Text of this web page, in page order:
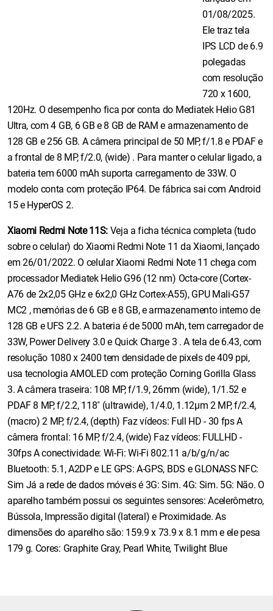
01/08/2025.
Ele traz tela
IPS LCD de 6.9
polegadas
com resolução
720 x 1600,
120Hz. O desempenho fica por conta do Mediatek Helio G81
Ultra, com 4 GB, 6 GB e 8 GB de RAM e armazenamento de
128 GB e 256 GB. A câmera principal de 50 MP, f/1.8 e PDAF e
a frontal de 8 MP, f/2.0, (wide) . Para manter o celular ligado, a
bateria tem 6000 mAh suporta carregamento de 33W. O
modelo conta com proteção IP64. De fábrica sai com Android
15 e HyperOS 2.
Xiaomi Redmi Note 11S:Veja a ficha técnica completa (tudo
sobre o celular) do Xiaomi Redmi Note 11 da Xiaomi, lançado
em 26/01/2022. O celular Xiaomi Redmi Note 11 chega com
processador Mediatek Helio G96 (12 nm) Octa-core (Cortex-
A76 de 2x2,05 GHz e 6x2,0 GHz Cortex-A55), GPU Mali-G57
MC2 , memórias de 6 GB e 8 GB, e armazenamento interno de
128 GB e UFS 2.2. A bateria é de 5000 mAh, tem carregador de
33W, Power Delivery 3.0 e Quick Charge 3 . A tela de 6.43, com
resolução 1080 x 2400 tem densidade de pixels de 409 ppi,
usa tecnologia AMOLED com proteção Corning Gorilla Glass
3. A câmera traseira: 108 MP, f/1.9, 26mm (wide), 1/1.52 e
PDAF 8 MP, f/2.2, 118˚ (ultrawide), 1/4.0, 1.12µm 2 MP, f/2.4,
(macro) 2 MP, f/2.4, (depth) Faz vídeos: Full HD - 30 fps A
câmera frontal: 16 MP, f/2.4, (wide) Faz vídeos: FULLHD -
30fps A conectividade: Wi-Fi: Wi-Fi 802.11 a/b/g/n/ac
Bluetooth: 5.1, A2DP e LE GPS: A-GPS, BDS e GLONASS NFC:
Sim Já a rede de dados móveis é 3G: Sim. 4G: Sim. 5G: Não. O
aparelho também possui os seguintes sensores: Acelerômetro,
Bússola, Impressão digital (lateral) e Proximidade. As
dimensões do aparelho são: 159.9 x 73.9 x 8.1 mm e ele pesa
179 g. Cores: Graphite Gray, Pearl White, Twilight Blue